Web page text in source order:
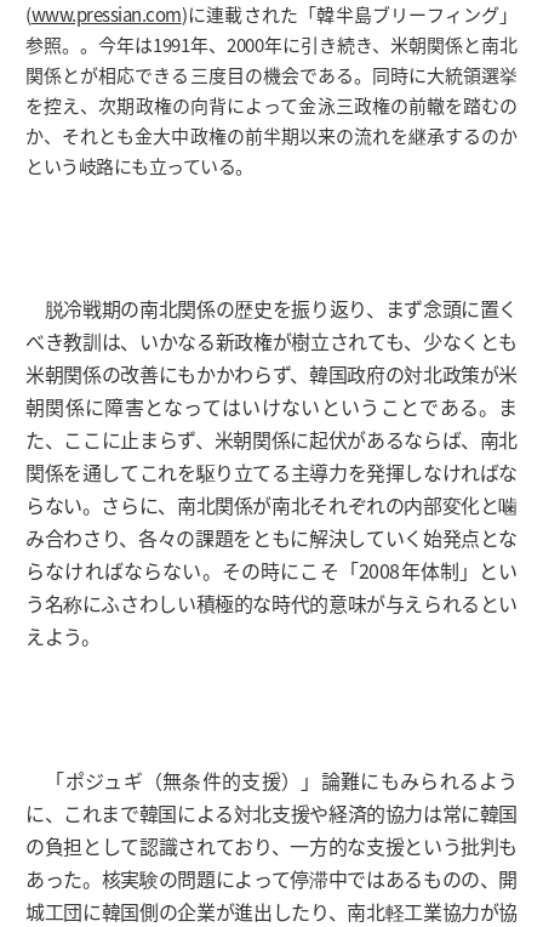
(www.pressian.com)に連載された「韓半島ブリーフィング」
参照。。今年は1991年、2000年に引き続き、米朝関係と南北
関係とが相応できる三度目の機会である。同時に大統領選挙
を控え、次期政権の向背によって金泳三政権の前轍を踏むの
か、それとも金大中政権の前半期以来の流れを継承するのか
という岐路にも立っている。
脱冷戦期の南北関係の歴史を振り返り、まず念頭に置く
べき教訓は、いかなる新政権が樹立されても、少なくとも
米朝関係の改善にもかかわらず、韓国政府の対北政策が米
朝関係に障害となってはいけないということである。ま
た、ここに止まらず、米朝関係に起伏があるならば、南北
関係を通してこれを駆り立てる主導力を発揮しなければな
らない。さらに、南北関係が南北それぞれの内部変化と噛
み合わさり、各々の課題をともに解決していく始発点とな
らなければならない。その時にこそ「2008年体制」とい
う名称にふさわしい積極的な時代的意味が与えられるとい
えよう。
「ポジュギ（無条件的支援）」論難にもみられるよう
に、これまで韓国による対北支援や経済的協力は常に韓国
の負担として認識されており、一方的な支援という批判も
あった。核実験の問題によって停滞中ではあるものの、開
城工団に韓国側の企業が進出したり、南北軽工業協力が協